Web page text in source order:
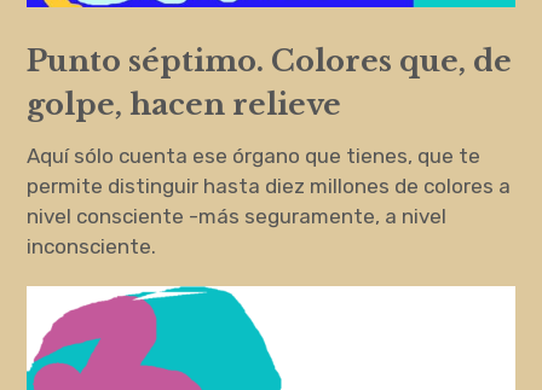
Punto séptimo. Colores que, de
golpe, hacen relieve
Aquí sólo cuenta ese órgano que tienes, que te
permite distinguir hasta diez millones de colores a
nivel consciente -más seguramente, a nivel
inconsciente.